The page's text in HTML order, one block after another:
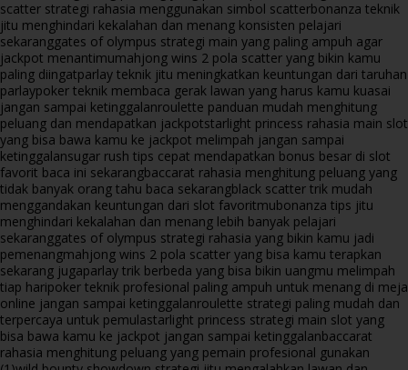
scatter strategi rahasia menggunakan simbol scatterbonanza teknik
jitu menghindari kekalahan dan menang konsisten pelajari
sekaranggates of olympus strategi main yang paling ampuh agar
jackpot menantimumahjong wins 2 pola scatter yang bikin kamu
paling diingatparlay teknik jitu meningkatkan keuntungan dari taruhan
parlaypoker teknik membaca gerak lawan yang harus kamu kuasai
jangan sampai ketinggalanroulette panduan mudah menghitung
peluang dan mendapatkan jackpotstarlight princess rahasia main slot
yang bisa bawa kamu ke jackpot melimpah jangan sampai
ketinggalansugar rush tips cepat mendapatkan bonus besar di slot
favorit baca ini sekarangbaccarat rahasia menghitung peluang yang
tidak banyak orang tahu baca sekarangblack scatter trik mudah
menggandakan keuntungan dari slot favoritmubonanza tips jitu
menghindari kekalahan dan menang lebih banyak pelajari
sekaranggates of olympus strategi rahasia yang bikin kamu jadi
pemenangmahjong wins 2 pola scatter yang bisa kamu terapkan
sekarang jugaparlay trik berbeda yang bisa bikin uangmu melimpah
tiap haripoker teknik profesional paling ampuh untuk menang di meja
online jangan sampai ketinggalanroulette strategi paling mudah dan
terpercaya untuk pemulastarlight princess strategi main slot yang
bisa bawa kamu ke jackpot jangan sampai ketinggalanbaccarat
rahasia menghitung peluang yang pemain profesional gunakan